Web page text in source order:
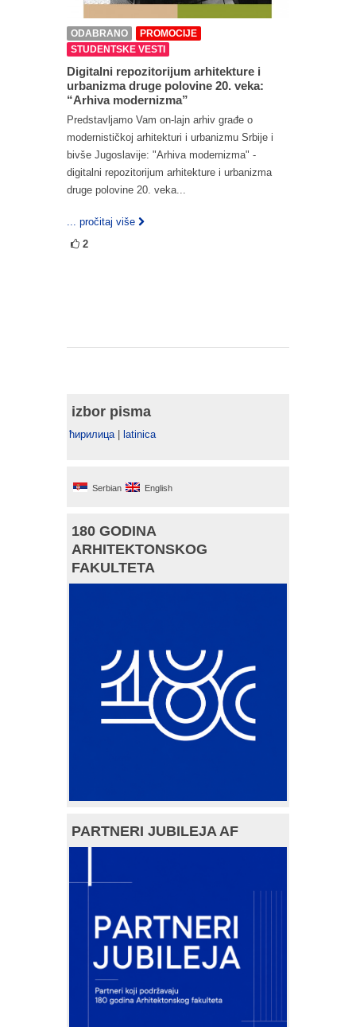
ODABRANO
PROMOCIJE
STUDENTSKE VESTI
Digitalni repozitorijum arhitekture i
urbanizma druge polovine 20. veka:
“Arhiva modernizma”
Predstavljamo Vam on-lajn arhiv građe o
modernističkoj arhitekturi i urbanizmu Srbije i
bivše Jugoslavije: "Arhiva modernizma" -
digitalni repozitorijum arhitekture i urbanizma
druge polovine 20. veka...
... pročitaj više
2
izbor pisma
ћирилица| latinica
Serbian English
180 GODINA
ARHITEKTONSKOG
FAKULTETA
PARTNERI JUBILEJA AF